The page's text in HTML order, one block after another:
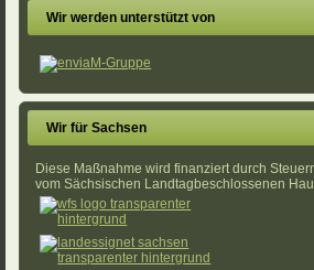
Wir werden unterstützt von
Wir für Sachsen
Diese Maßnahme wird finanziert durch
vom Sächsischen Landtagbeschlossenen